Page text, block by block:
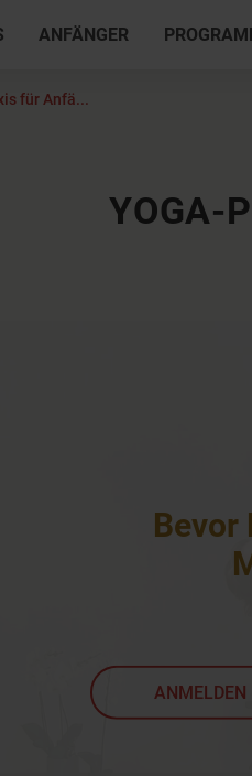
ANFÄNGER
für Anfä...
YOGA-
Bevor
ANMELDEN